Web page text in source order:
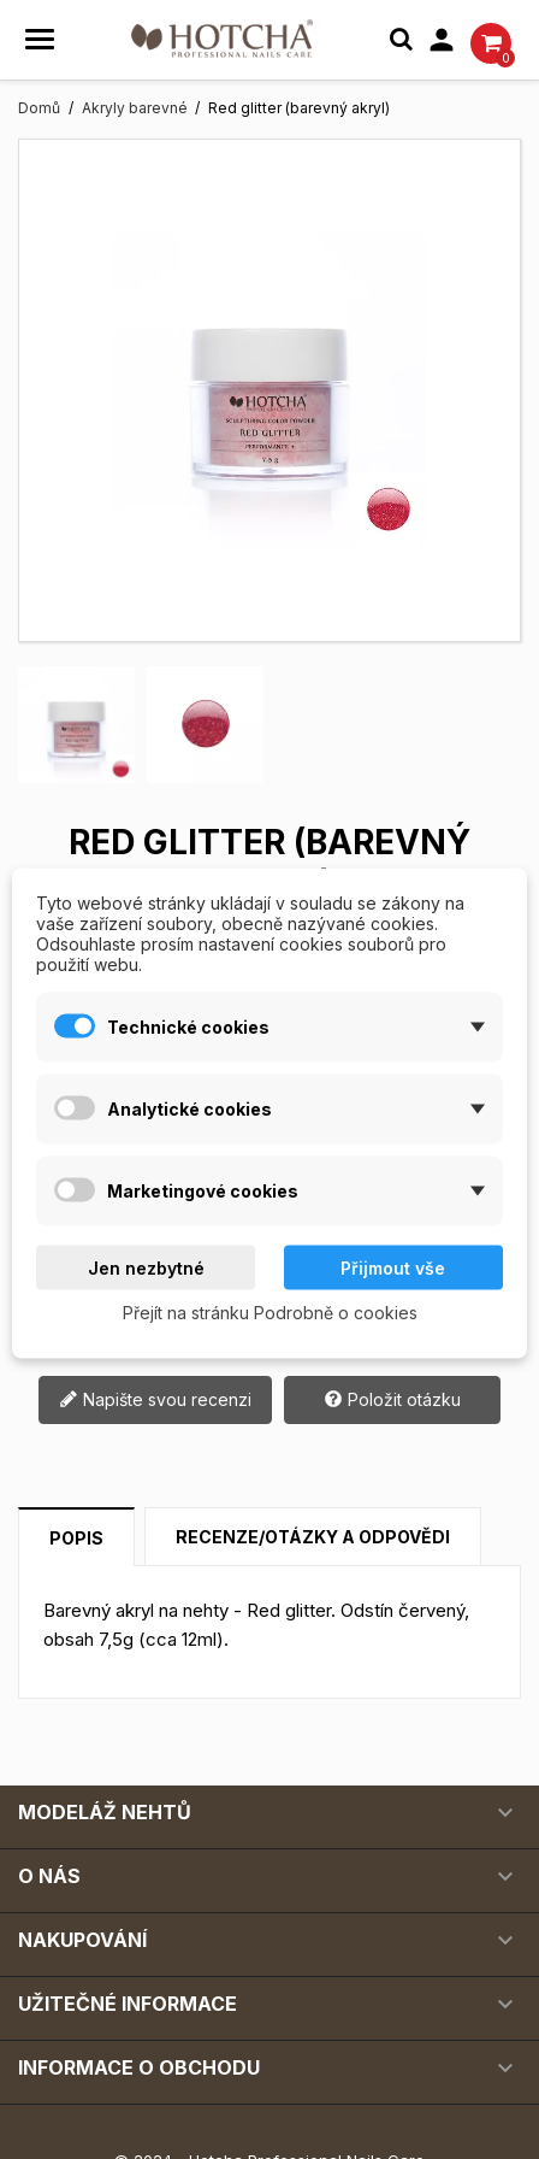

0
Domů Akryly barevné Red glitter (barevný akryl)
RED GLITTER (BAREVNÝ
AKRYL)
Barevný akryl - Red glitter. Odstín červený, obsah 7,5g (cca
79,00 Kč
PŘIDAT DO KOŠÍKU
Skladem
Napište svou recenzi Položit otázku
POPIS RECENZE/OTÁZKY A ODPOVĚDI
Barevný akryl na nehty - Red glitter. Odstín červený,
obsah 7,5g (cca 12ml).
MODELÁŽ NEHTŮ 
O NÁS 
NAKUPOVÁNÍ 
UŽITEČNÉ INFORMACE 
INFORMACE O OBCHODU 
Tyto webové stránky ukládají v souladu se zákony na
vaše zařízení soubory, obecně nazývané cookies.
Odsouhlaste prosím nastavení cookies souborů pro
použití webu.
Technické cookies
Analytické cookies
Marketingové cookies
Jen nezbytné Přijmout vše
Přejít na stránku Podrobně o cookies